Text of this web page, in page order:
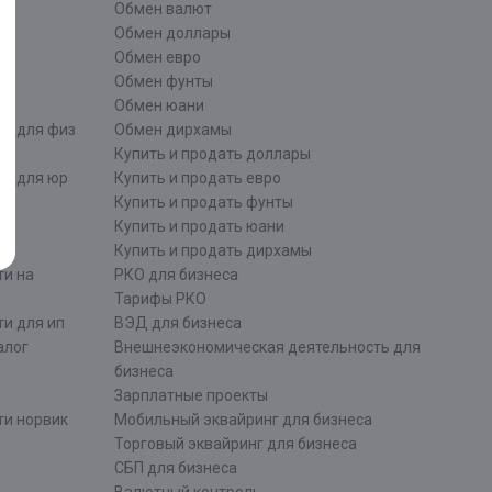
для физ
для юр
на
для ип
норвик
Обмен валют
Обмен доллары
Обмен евро
Обмен фунты
Обмен юани
Обмен дирхамы
Купить и продать доллары
Купить и продать евро
Купить и продать фунты
Купить и продать юани
Купить и продать дирхамы
РКО для бизнеса
Тарифы РКО
ВЭД для бизнеса
Внешнеэкономическая деятельность для
бизнеса
Зарплатные проекты
Мобильный эквайринг для бизнеса
Торговый эквайринг для бизнеса
СБП для бизнеса